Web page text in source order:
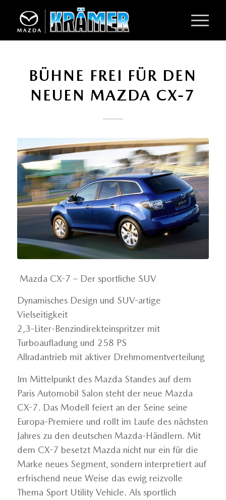
BÜHNE FREI FÜR DEN
NEUEN MAZDA CX-7
Mazda CX-7 – Der sportliche SUV
Dynamisches Design und SUV-artige
Vielseitigkeit
2,3-Liter-Benzindirekteinspritzer mit
Turboaufladung und 258 PS
Allradantrieb mit aktiver Drehmomentverteilung
Im Mittelpunkt des Mazda Standes auf dem
Paris Automobil Salon steht der neue Mazda
CX-7. Das Modell feiert an der Seine seine
Europa-Premiere und rollt im Laufe des nächsten
Jahres zu den deutschen Mazda-Händlern. Mit
dem CX-7 besetzt Mazda nicht nur ein für die
Marke neues Segment, sondern interpretiert auf
erfrischend neue Weise das ewig reizvolle
Thema Sport Utility Vehicle. Als sportlich